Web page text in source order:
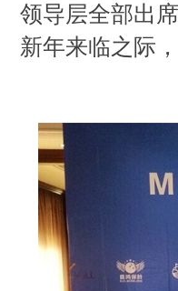
领导层全部出
新年来临之际